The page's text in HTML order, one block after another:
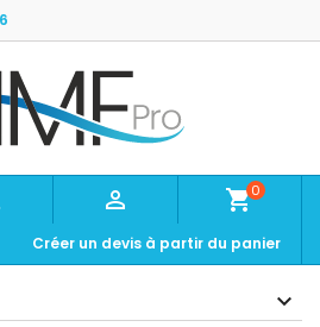
 shopping_cart0
Créer un devis à partir du panier